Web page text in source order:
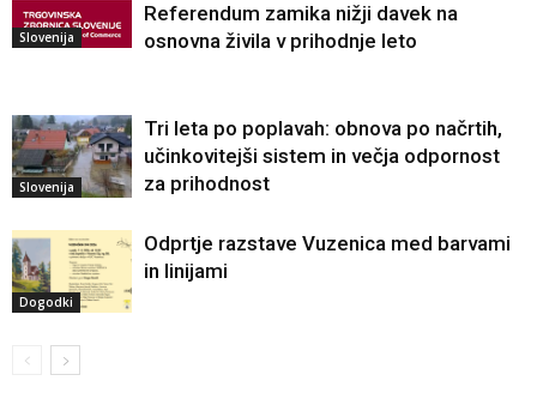
Slovenija
Referendum zamika nižji davek na
osnovna živila v prihodnje leto
Slovenija
Tri leta po poplavah: obnova po načrtih,
učinkovitejši sistem in večja odpornost
za prihodnost
Dogodki
Odprtje razstave Vuzenica med barvami
in linijami